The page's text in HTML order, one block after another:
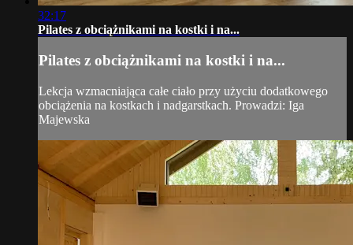
32:17
Pilates z obciążnikami na kostki i na...
Pilates z obciążnikami na kostki i na...
Lekcja wzmacniająca całe ciało przy użyciu dodatkowego
obciążenia na kostkach i nadgarstkach. Prowadzi: Iga
Majewska